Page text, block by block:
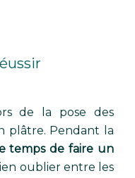
de la pose des
plâtre. Pendant la
temps de faire un
oublier entre les